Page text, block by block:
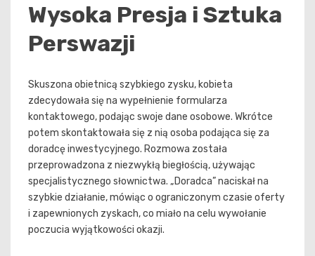
Wysoka Presja i Sztuka
Perswazji
Skuszona obietnicą szybkiego zysku, kobieta
zdecydowała się na wypełnienie formularza
kontaktowego, podając swoje dane osobowe. Wkrótce
potem skontaktowała się z nią osoba podająca się za
doradcę inwestycyjnego. Rozmowa została
przeprowadzona z niezwykłą biegłością, używając
specjalistycznego słownictwa. „Doradca” naciskał na
szybkie działanie, mówiąc o ograniczonym czasie oferty
i zapewnionych zyskach, co miało na celu wywołanie
poczucia wyjątkowości okazji.